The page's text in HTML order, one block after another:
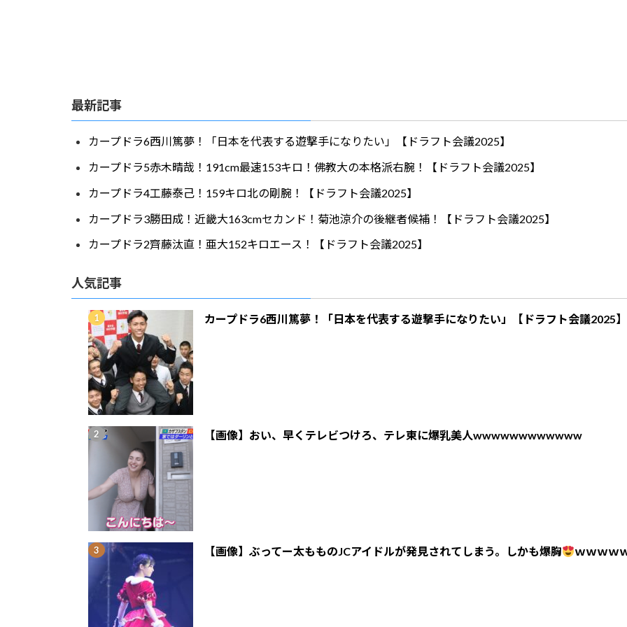
最新記事
カープドラ6西川篤夢！「日本を代表する遊撃手になりたい」【ドラフト会議2025】
カープドラ5赤木晴哉！191cm最速153キロ！佛教大の本格派右腕！【ドラフト会議2025】
カープドラ4工藤泰己！159キロ北の剛腕！【ドラフト会議2025】
カープドラ3勝田成！近畿大163cmセカンド！菊池涼介の後継者候補！【ドラフト会議2025】
カープドラ2齊藤汰直！亜大152キロエース！【ドラフト会議2025】
人気記事
カープドラ6西川篤夢！「日本を代表する遊撃手になりたい」【ドラフト会議2025】
【画像】おい、早くテレビつけろ、テレ東に爆乳美人wwwwwwwwwwww
【画像】ぶってー太もものJCアイドルが発見されてしまう。しかも爆胸 ｗｗｗｗ